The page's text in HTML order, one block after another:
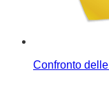
Confronto